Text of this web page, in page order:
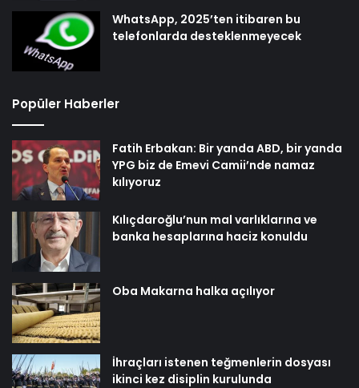
WhatsApp, 2025’ten itibaren bu
telefonlarda desteklenmeyecek
Popüler Haberler
Fatih Erbakan: Bir yanda ABD, bir yanda
YPG biz de Emevi Camii’nde namaz
kılıyoruz
Kılıçdaroğlu’nun mal varlıklarına ve
banka hesaplarına haciz konuldu
Oba Makarna halka açılıyor
İhraçları istenen teğmenlerin dosyası
ikinci kez disiplin kurulunda